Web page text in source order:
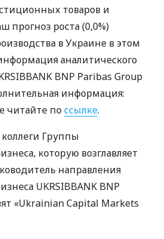
товаров и
прогноз роста (0,0%)
в Украине в этом
аналитического
BNP Paribas Group
информация:
читайте поссылке.
Группы
которую возглавляет
направления
UKRSIBBANK BNP
«Ukrainian Capital Markets